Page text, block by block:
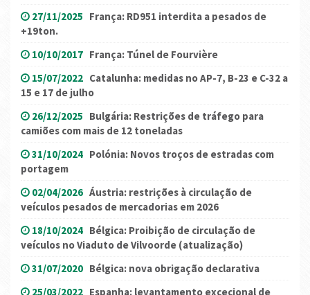
27/11/2025 França: RD951 interdita a pesados de
+19ton.
10/10/2017 França: Túnel de Fourvière
15/07/2022 Catalunha: medidas no AP-7, B-23 e C-32 a
15 e 17 de julho
26/12/2025 Bulgária: Restrições de tráfego para
camiões com mais de 12 toneladas
31/10/2024 Polónia: Novos troços de estradas com
portagem
02/04/2026 Áustria: restrições à circulação de
veículos pesados ​​de mercadorias em 2026
18/10/2024 Bélgica: Proibição de circulação de
veículos no Viaduto de Vilvoorde (atualização)
31/07/2020 Bélgica: nova obrigação declarativa
25/03/2022 Espanha: levantamento excecional de